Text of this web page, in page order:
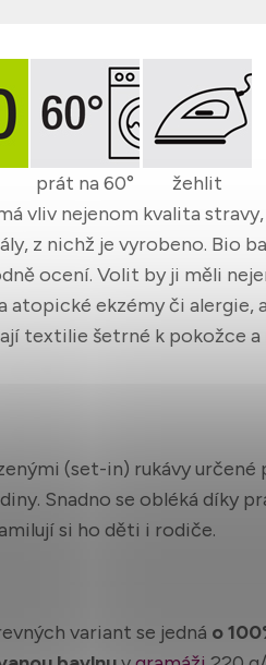
prát na 60°
žehlit
vliv nejenom kvalita
z nichž je vyrobeno. Bio
ocení. Volit by ji měli
ekzémy či alergie,
textilie šetrné k pokožce a
(set-in) rukávy určené
Snadno se obléká díky
si ho děti i rodiče.
variant se jedná o